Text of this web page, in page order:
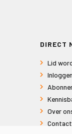
DIRECT
Lid
Over
Contact